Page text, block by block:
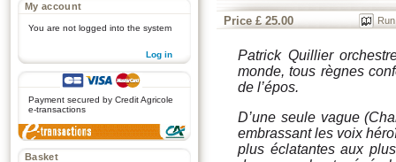
My account
You are not logged into the system
Log in
Payment secured by Credit Agricole
e-transactions
Basket
Price £ 25.00
Patrick Quillier
monde, tous règnes
de l’épos.
D’une seule vague
embrassant les voix
plus éclatantes aux